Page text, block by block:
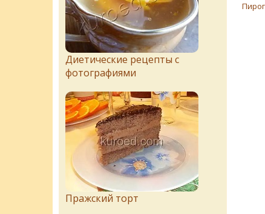
Диетические рецепты с
фотографиями
Пражский торт